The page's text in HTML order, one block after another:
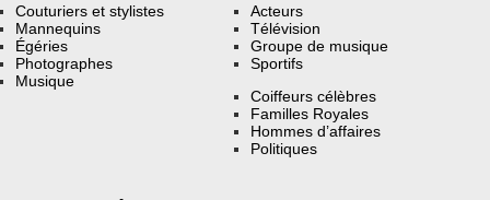
Couturiers et stylistes
Mannequins
Égéries
Photographes
Musique
Acteurs
Télévision
Groupe de musique
Sportifs
Coiffeurs célèbres
Familles Royales
Hommes d’affaires
Politiques